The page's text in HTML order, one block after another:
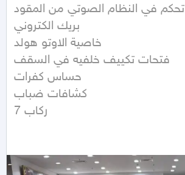
تحكم في النظام الصوتي من المقود
بريك الكتروني
خاصية الاوتو هولد
فتحات تكييف خلفيه في السقف
حساس كفرات
كشافات ضباب
7 ركاب